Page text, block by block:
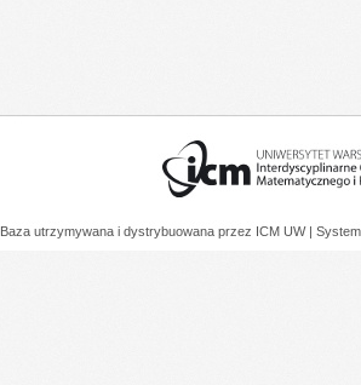
Baza utrzymywana i dystrybuowana przez ICM UW |